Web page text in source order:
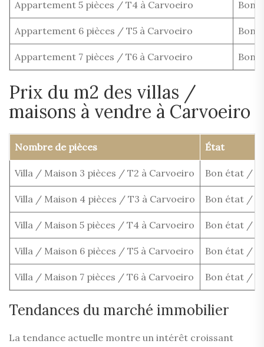
Appartement 5 pièces / T4 à Carvoeiro Bon
Appartement 6 pièces / T5 à Carvoeiro Bon
Appartement 7 pièces / T6 à Carvoeiro Bon
Prix du m2 des villas /
maisons à vendre à Carvoeiro
Nombre de pièces État
Villa / Maison 3 pièces / T2 à Carvoeiro Bon état /
Villa / Maison 4 pièces / T3 à Carvoeiro Bon état /
Villa / Maison 5 pièces / T4 à Carvoeiro Bon état /
Villa / Maison 6 pièces / T5 à Carvoeiro Bon état /
Villa / Maison 7 pièces / T6 à Carvoeiro Bon état /
Tendances du marché immobilier
La tendance actuelle montre un intérêt croissant